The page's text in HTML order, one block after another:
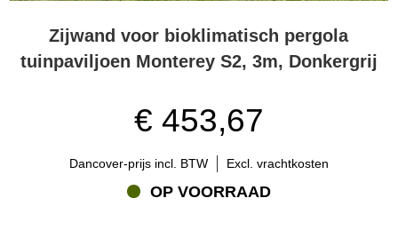
Zijwand voor bioklimatisch pergola
tuinpaviljoen Monterey S2, 3m, Donkergrij
€ 453,67
Dancover-prijs incl. BTW Excl. vrachtkosten
OP VOORRAAD